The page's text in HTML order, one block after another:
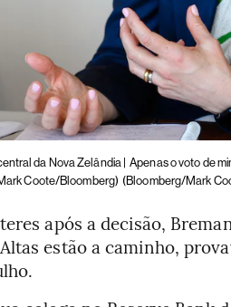
da Nova Zelândia |
Apenas o voto de
Coote/Bloomberg) (Bloomberg/Mark
após a decisão,
estão a caminho,